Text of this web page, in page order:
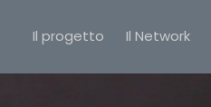
Il progetto Il Network